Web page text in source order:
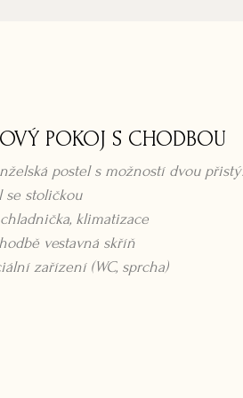
POKOJ S CHODBOU
postel s možností dvou
se stoličkou
chladnička, klimatizace
vestavná skříň
zařízení (WC, sprcha)